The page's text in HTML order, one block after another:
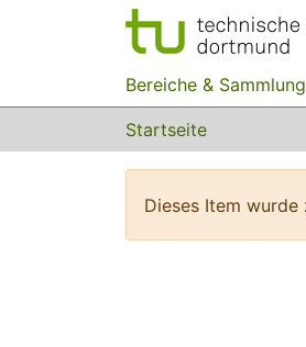
Bereiche &
Startseite
Dieses Item